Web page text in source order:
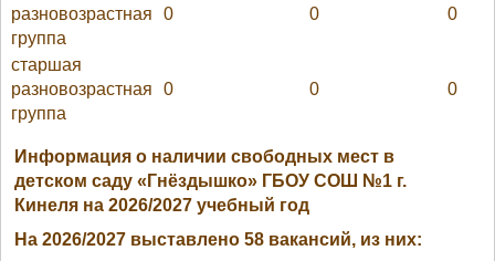
разновозрастная
группа
0 0 0
старшая
разновозрастная
группа
0 0 0
Информация о наличии свободных мест в
детском саду «Гнёздышко» ГБОУ СОШ №1 г.
Кинеля на 2026/2027 учебный год
На 2026/2027 выставлено 58 вакансий, из них: